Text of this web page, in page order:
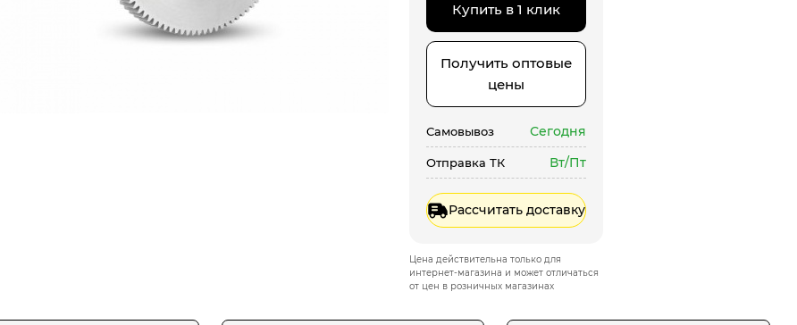
Купить в 1 клик
Получить оптовые
цены
Самовывоз Сегодня
Отправка ТК Вт/Пт
Рассчитать доставку
Цена действительна только для
интернет-магазина и может отличаться
от цен в розничных магазинах